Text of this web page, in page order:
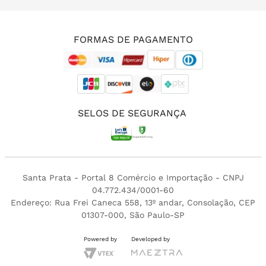
FORMAS DE PAGAMENTO
SELOS DE SEGURANÇA
Santa Prata - Portal 8 Comércio e Importação - CNPJ
04.772.434/0001-60
Endereço: Rua Frei Caneca 558, 13º andar, Consolação, CEP
01307-000, São Paulo-SP
Powered by Developed by